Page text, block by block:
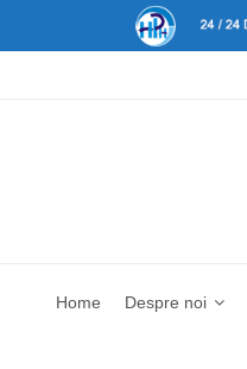
Home Despre noi